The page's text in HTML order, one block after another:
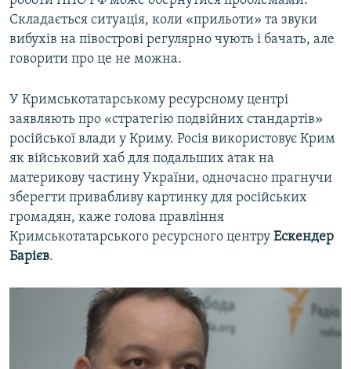
Складається ситуація, коли «прильоти» та звуки
вибухів на півострові регулярно чують і бачать, але
говорити про це не можна.
У Кримськотатарському ресурсному центрі
заявляють про «стратегію подвійних стандартів»
російської влади у Криму. Росія використовує Крим
як військовий хаб для подальших атак на
материкову частину України, одночасно прагнучи
зберегти привабливу картинку для російських
громадян, каже голова правління
Кримськотатарського ресурсного центру Ескендер
Барієв.